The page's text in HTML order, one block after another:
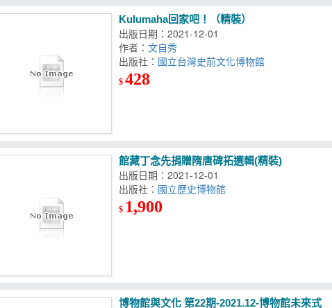
Kulumaha回家吧！（精裝）
出版日期：2021-12-01
作者：文自秀
出版社：
$428
館藏丁念先捐贈隋唐碑拓選輯(精裝)
出版日期：2021-12-01
出版社：
$ 1,900
博物館與文化 第22期-2021.12-博物館未來式